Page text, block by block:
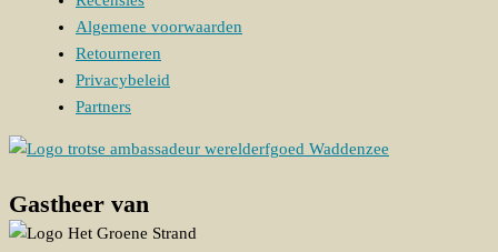
Algemene voorwaarden
Retourneren
Privacybeleid
Partners
Gastheer van